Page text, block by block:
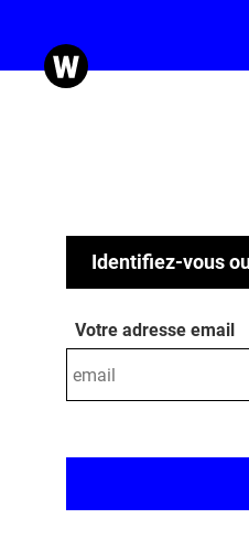
Identifiez-vous
Votre adresse email